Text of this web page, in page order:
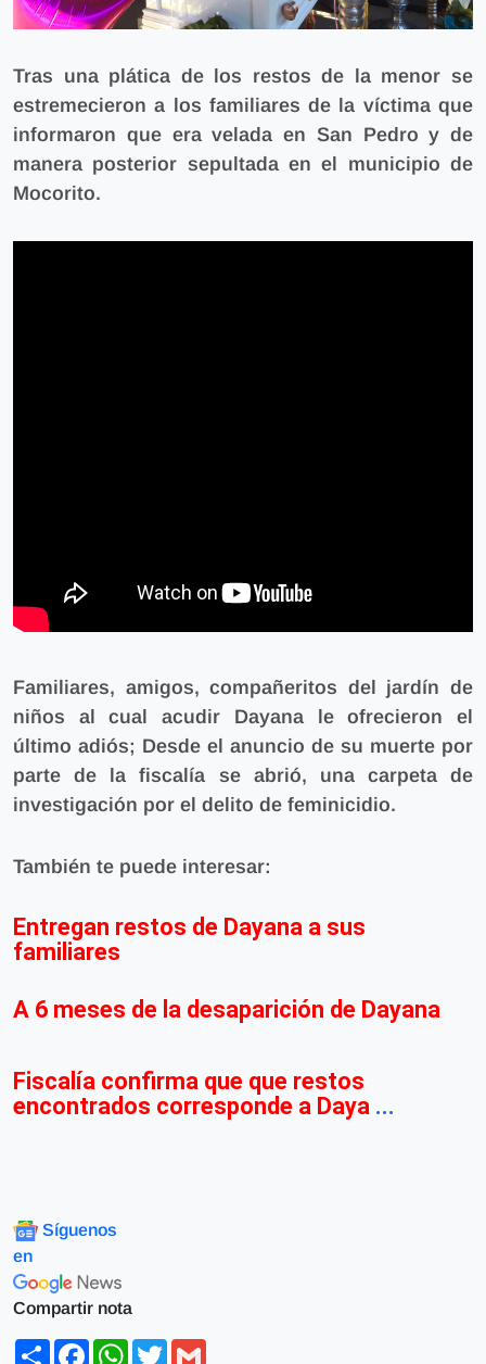
Tras una plática de los restos de la menor se
estremecieron a los familiares de la víctima que
informaron que era velada en San Pedro y de
manera posterior sepultada en el municipio de
Mocorito.
Familiares, amigos, compañeritos del jardín de
niños al cual acudir Dayana le ofrecieron el
último adiós; Desde el anuncio de su muerte por
parte de la fiscalía se abrió, una carpeta de
investigación por el delito de feminicidio.
También te puede interesar:
Entregan restos de Dayana a sus
familiares
A 6 meses de la desaparición de Dayana
Fiscalía confirma que que restos
encontrados corresponde a Daya ...
Síguenos
en
Compartir nota
ShareFacebookWhatsApp
Twitter